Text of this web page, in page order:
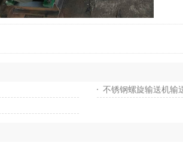
不锈钢螺旋输送机输